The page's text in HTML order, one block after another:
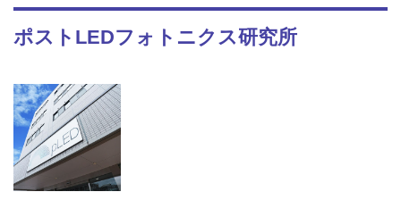
ポストLEDフォトニクス研究所